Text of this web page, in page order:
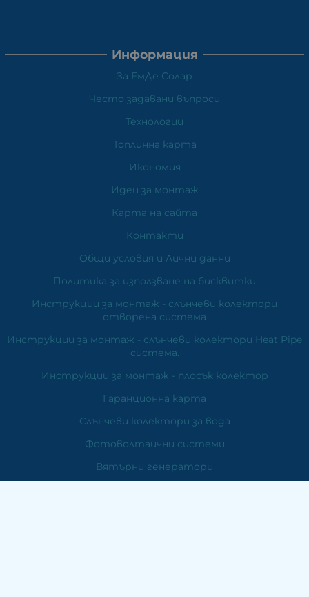
Информация
За ЕмДе Солар
Често задавани въпроси
Технологии
Топлинна карта
Икономия
Идеи за монтаж
Карта на сайта
Контакти
Общи условия и Лични данни
Политика за използване на бисквитки
Инструкции за монтаж - слънчеви колектори
отворена система
Инструкции за монтаж - слънчеви колектори Heat Pipe
система.
Инструкции за монтаж - плосък колектор
Гаранционна карта
Слънчеви колектори за вода
Фотоволтаични системи
Вятърни генератори